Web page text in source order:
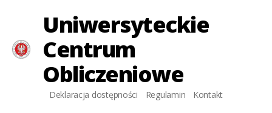
Uniwersyteckie
Centrum
Obliczeniowe
Uniwersyteckie
Centrum
ObliczenioweDeklaracja dostępności Regulamin Kontakt